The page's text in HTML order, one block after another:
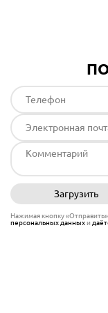
Загрузить
Нажимая кнопку
персональных данныхи